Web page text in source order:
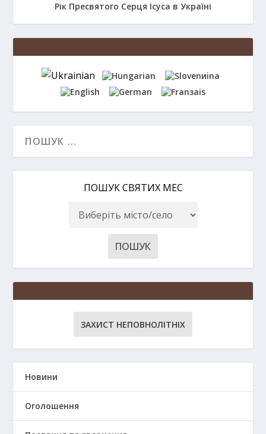
Рік Пресвятого Серця Ісуса в Україні
ПОШУК СВЯТИХ МЕС
ЗАХИСТ НЕПОВНОЛІТНІХ
Новини
Оголошення